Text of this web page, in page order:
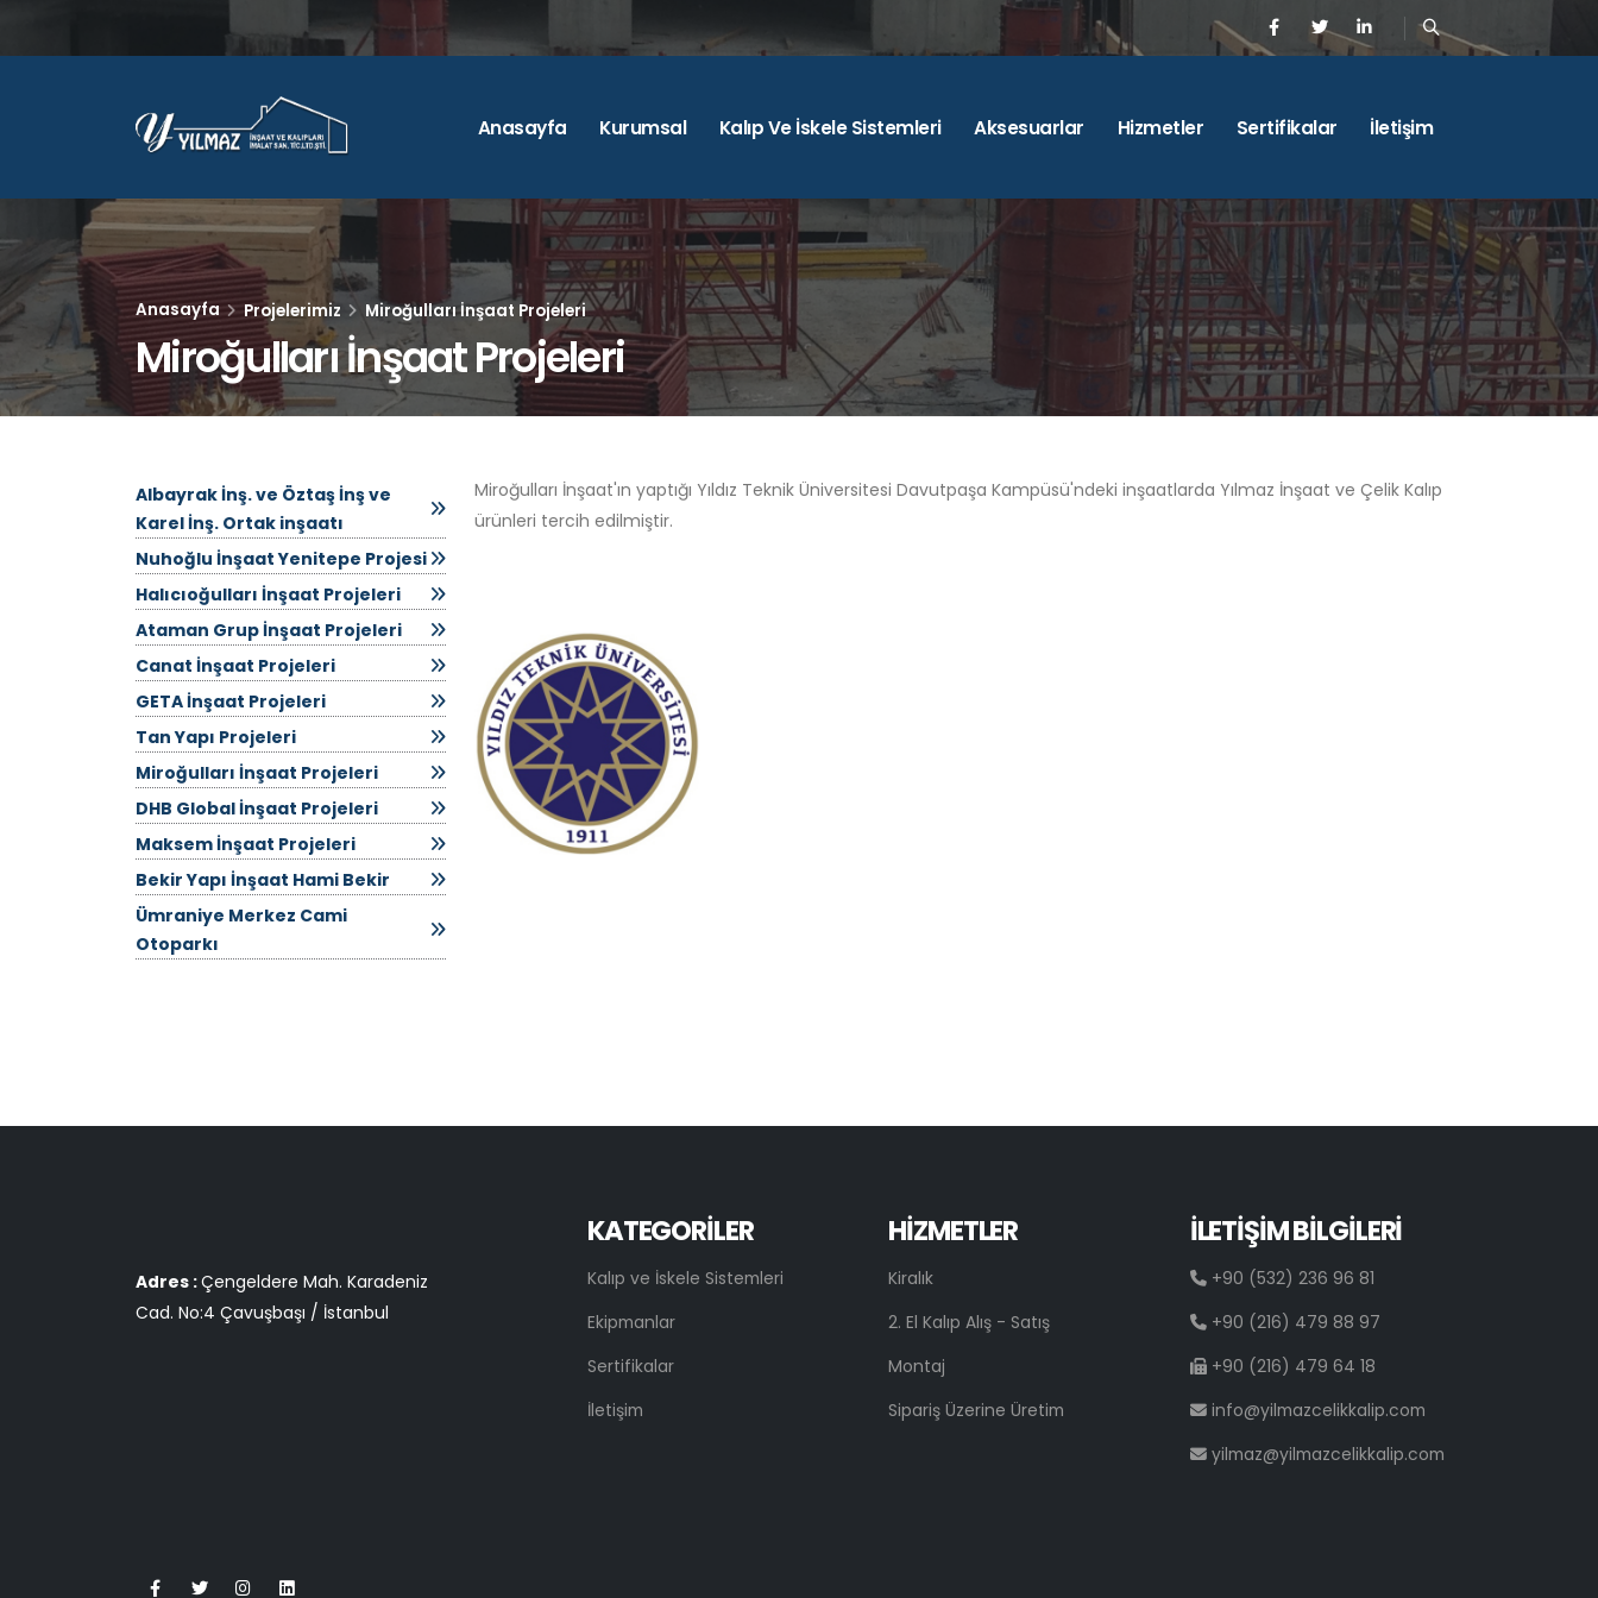
Anasayfa Kurumsal Kalıp Ve İskele Sistemleri Aksesuarlar Hizmetler Sertifikalar İletişim
Anasayfa Projelerimiz Miroğulları İnşaat Projeleri
Miroğulları İnşaat Projeleri
Albayrak İnş. ve Öztaş İnş ve
Karel İnş. Ortak inşaatı
Nuhoğlu İnşaat Yenitepe Projesi
Halıcıoğulları İnşaat Projeleri
Ataman Grup İnşaat Projeleri
Canat İnşaat Projeleri
GETA İnşaat Projeleri
Tan Yapı Projeleri
Miroğulları İnşaat Projeleri
DHB Global İnşaat Projeleri
Maksem İnşaat Projeleri
Bekir Yapı İnşaat Hami Bekir
Ümraniye Merkez Cami
Otoparkı
Miroğulları İnşaat'ın yaptığı Yıldız Teknik Üniversitesi Davutpaşa Kampüsü'ndeki inşaatlarda Yılmaz İnşaat ve Çelik Kalıp
ürünleri tercih edilmiştir.
Adres :Çengeldere Mah. Karadeniz
Cad. No:4 Çavuşbaşı / İstanbul
KATEGORİLER
Kalıp ve İskele Sistemleri
Ekipmanlar
Sertifikalar
İletişim
HİZMETLER
Kiralık
2. El Kalıp Alış - Satış
Montaj
Sipariş Üzerine Üretim
İLETİŞİM BİLGİLERİ
+90 (532) 236 96 81
+90 (216) 479 88 97
+90 (216) 479 64 18
info@yilmazcelikkalip.com
yilmaz@yilmazcelikkalip.com